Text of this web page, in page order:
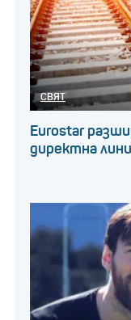
СВЯТ
Eurostar
директна